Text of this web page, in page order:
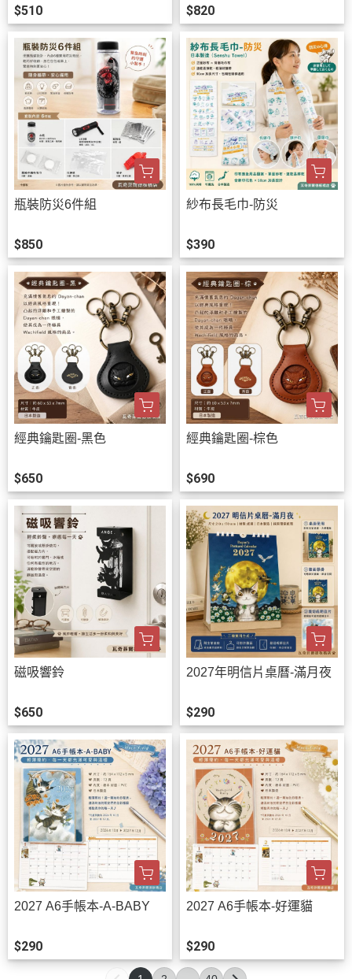
$510 $820
瓶裝防災6件組
$850
紗布長毛巾-防災
$390
經典鑰匙圈-黑色
$650
經典鑰匙圈-棕色
$690
磁吸響鈴
$650
2027年明信片桌曆-滿月夜
$290
2027 A6手帳本-A-BABY
$290
2027 A6手帳本-好運貓
$290